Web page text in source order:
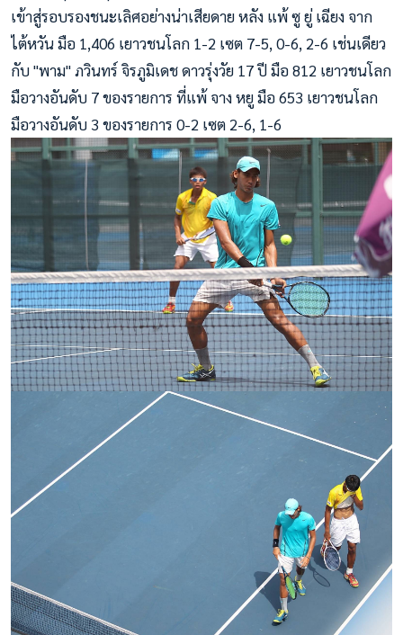
เข้าสู่รอบรองชนะเลิศอย่างน่าเสียดาย หลัง แพ้ ซู ยู่ เฉียง จาก
ไต้หวัน มือ 1,406 เยาวชนโลก 1-2 เซต 7-5, 0-6, 2-6 เช่นเดียว
กับ "พาม" ภวินทร์ จิรภูมิเดช ดาวรุ่งวัย 17 ปี มือ 812 เยาวชนโลก
มือวางอันดับ 7 ของรายการ ที่แพ้ จาง หยู มือ 653 เยาวชนโลก
มือวางอันดับ 3 ของรายการ 0-2 เซต 2-6, 1-6